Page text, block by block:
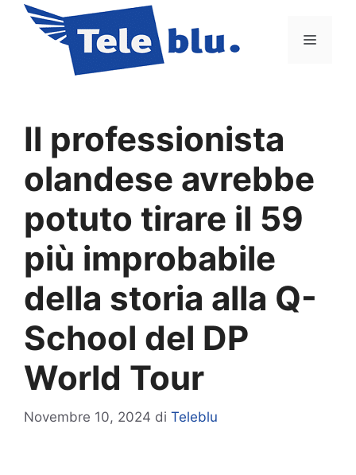
contenuto
Menu
Il professionista
olandese avrebbe
potuto tirare il 59
più improbabile
della storia alla Q-
School del DP
World Tour
Novembre 10, 2024 di Teleblu